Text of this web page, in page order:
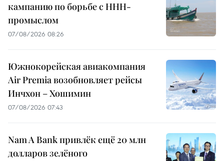
кампанию по борьбе с ННН-
промыслом
07/08/2026 08:26
Южнокорейская авиакомпания
Air Premia возобновляет рейсы
Инчхон – Хошимин
07/08/2026 07:43
Nam A Bank привлёк ещё 20 млн
долларов зелёного